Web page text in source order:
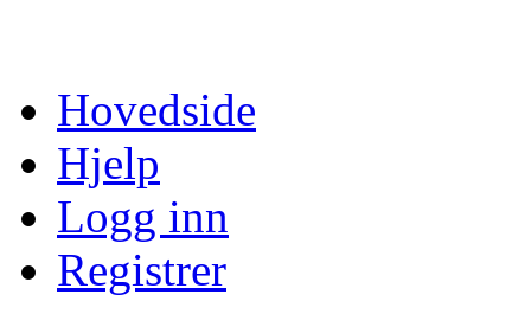
Hovedside
Hjelp
Logg inn
Registrer